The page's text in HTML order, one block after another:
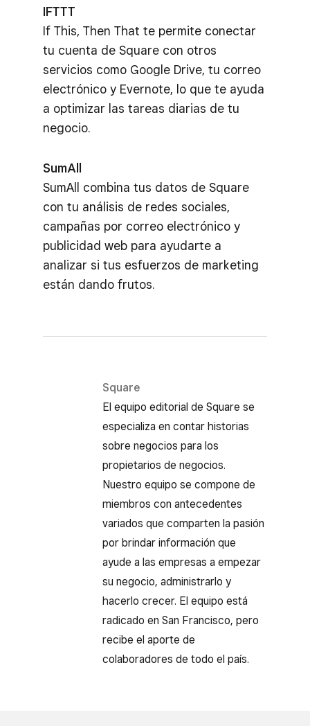
IFTTT
If This, Then That te permite conectar
tu cuenta de Square con otros
servicios como Google Drive, tu correo
electrónico y Evernote, lo que te ayuda
a optimizar las tareas diarias de tu
negocio.
SumAll
SumAll combina tus datos de Square
con tu análisis de redes sociales,
campañas por correo electrónico y
publicidad web para ayudarte a
analizar si tus esfuerzos de marketing
están dando frutos.
Square
El equipo editorial de Square se
especializa en contar historias
sobre negocios para los
propietarios de negocios.
Nuestro equipo se compone de
miembros con antecedentes
variados que comparten la pasión
por brindar información que
ayude a las empresas a empezar
su negocio, administrarlo y
hacerlo crecer. El equipo está
radicado en San Francisco, pero
recibe el aporte de
colaboradores de todo el país.